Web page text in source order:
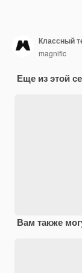
Классный
magnific
Еще из этой
Вам также